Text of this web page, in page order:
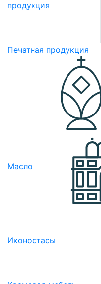
продукция
Печатная продукция
Масло
Иконостасы